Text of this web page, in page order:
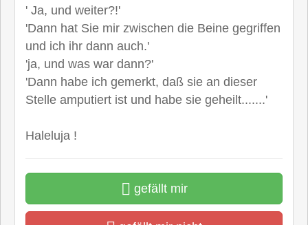
' Ja, und weiter?!'
'Dann hat Sie mir zwischen die Beine gegriffen
und ich ihr dann auch.'
'ja, und was war dann?'
'Dann habe ich gemerkt, daß sie an dieser
Stelle amputiert ist und habe sie geheilt.......'
Haleluja !
gefällt mir